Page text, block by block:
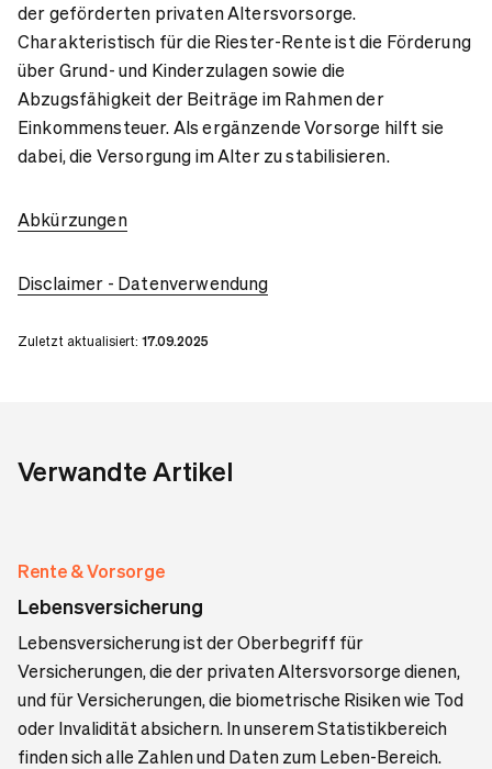
der geförderten privaten Altersvorsorge.
Charakteristisch für die Riester-Rente ist die Förderung
über Grund- und Kinderzulagen sowie die
Abzugsfähigkeit der Beiträge im Rahmen der
Einkommensteuer. Als ergänzende Vorsorge hilft sie
dabei, die Versorgung im Alter zu stabilisieren.
Abkürzungen
Disclaimer - Datenverwendung
Zuletzt aktualisiert: 17.09.2025
Verwandte Artikel
Rente & Vorsorge
Lebensversicherung
Lebensversicherung ist der Oberbegriff für
Versicherungen, die der privaten Altersvorsorge dienen,
und für Versicherungen, die biometrische Risiken wie Tod
oder Invalidität absichern. In unserem Statistikbereich
finden sich alle Zahlen und Daten zum Leben-Bereich.